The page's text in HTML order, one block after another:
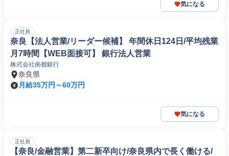
気になる
正社員
奈良【法人営業/リーダー候補】 年間休日124日/平均残業
月7時間【WEB面接可】 銀行法人営業
株式会社南都銀行
奈良県
月給35万円～60万円
気になる
正社員
【奈良/金融営業】第二新卒向け/奈良県内で長く働ける/